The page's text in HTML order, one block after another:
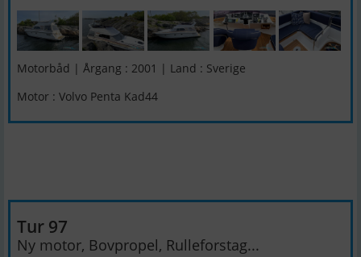
Motorbåd | Årgang : 2001 | Land : Sverige
Motor : Volvo Penta Kad44
Tur 97
Ny motor, Bovpropel, Rulleforstag...